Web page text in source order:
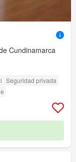
Cundinamarca
Seguridad privada